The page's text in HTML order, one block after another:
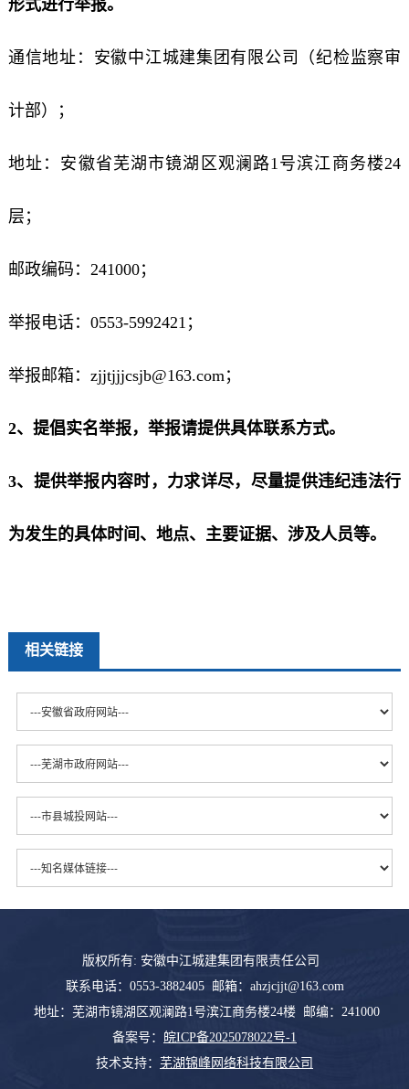
形式进行举报。
通信地址：安徽中江城建集团有限公司（纪检监察审
计部）；
地址：安徽省芜湖市镜湖区观澜路1号滨江商务楼24
层；
邮政编码：241000；
举报电话：0553-5992421；
举报邮箱：zjjtjjjcsjb@163.com；
2、提倡实名举报，举报请提供具体联系方式。
3、提供举报内容时，力求详尽，尽量提供违纪违法行
为发生的具体时间、地点、主要证据、涉及人员等。
相关链接
版权所有: 安徽中江城建集团有限责任公司
联系电话：0553-3882405 邮箱：ahzjcjjt@163.com
地址：芜湖市镜湖区观澜路1号滨江商务楼24楼 邮编：241000
备案号：
皖ICP备2025078022号-1
技术支持： 芜湖锦峰网络科技有限公司